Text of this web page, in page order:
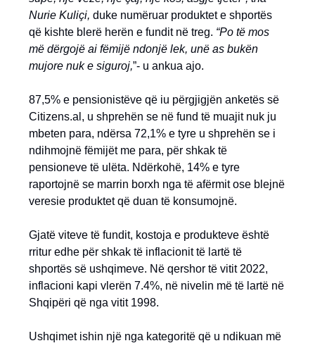
Nurie Kuliçi, duke numëruar produktet e shportës
që kishte blerë herën e fundit në treg. “Po të mos
më dërgojë ai fëmijë ndonjë lek, unë as bukën
mujore nuk e siguroj,”- u ankua ajo.
87,5% e pensionistëve që iu përgjigjën anketës së
Citizens.al, u shprehën se në fund të muajit nuk ju
mbeten para, ndërsa 72,1% e tyre u shprehën se i
ndihmojnë fëmijët me para, për shkak të
pensioneve të ulëta. Ndërkohë, 14% e tyre
raportojnë se marrin borxh nga të afërmit ose blejnë
veresie produktet që duan të konsumojnë.
Gjatë viteve të fundit, kostoja e produkteve është
rritur edhe për shkak të inflacionit të lartë të
shportës së ushqimeve. Në qershor të vitit 2022,
inflacioni kapi vlerën 7.4%, në nivelin më të lartë në
Shqipëri që nga vitit 1998.
Ushqimet ishin një nga kategoritë që u ndikuan më